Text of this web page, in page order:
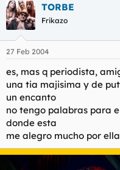
TORBE
Frikazo
27 Feb 2004
es, mas q periodista,
una tia majisima y de
un encanto
no tengo palabras para
donde esta
me alegro mucho por ella